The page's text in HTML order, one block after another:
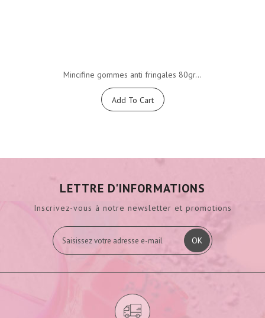
Mincifine gommes anti fringales 80gr...
Add To Cart
LETTRE D'INFORMATIONS
Inscrivez-vous à notre newsletter et promotions
OK